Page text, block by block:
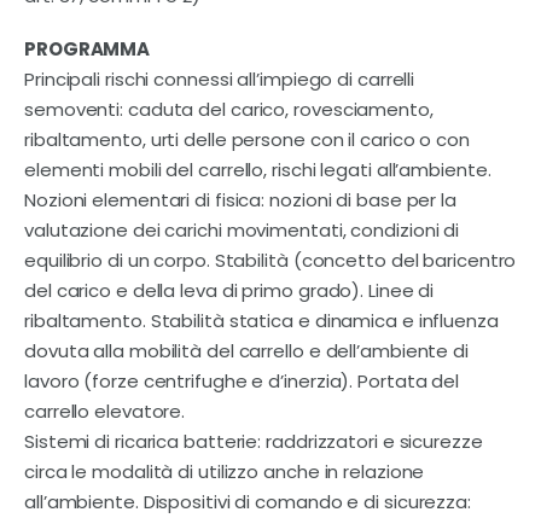
PROGRAMMA
Principali rischi connessi all’impiego di carrelli
semoventi: caduta del carico, rovesciamento,
ribaltamento, urti delle persone con il carico o con
elementi mobili del carrello, rischi legati all’ambiente.
Nozioni elementari di fisica: nozioni di base per la
valutazione dei carichi movimentati, condizioni di
equilibrio di un corpo. Stabilità (concetto del baricentro
del carico e della leva di primo grado). Linee di
ribaltamento. Stabilità statica e dinamica e influenza
dovuta alla mobilità del carrello e dell’ambiente di
lavoro (forze centrifughe e d’inerzia). Portata del
carrello elevatore.
Sistemi di ricarica batterie: raddrizzatori e sicurezze
circa le modalità di utilizzo anche in relazione
all’ambiente. Dispositivi di comando e di sicurezza: